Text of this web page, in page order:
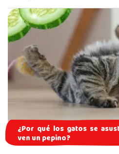
¿Por qué los gatos se
ven un pepino?